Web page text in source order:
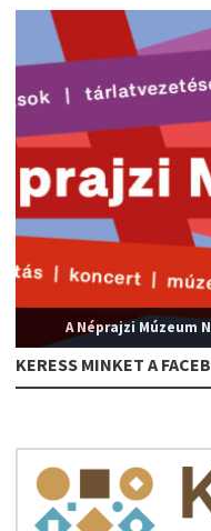
A Néprajzi Múzeum
KERESS MINKET A